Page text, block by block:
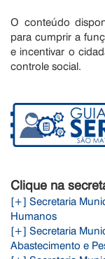
O conteúdo
para cumprir a
e incentivar o
controle social.
Clique na
[+] Secretaria
Humanos
[+] Secretaria
Abastecimento e